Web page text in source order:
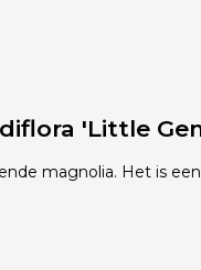
'Little
magnolia. Het is